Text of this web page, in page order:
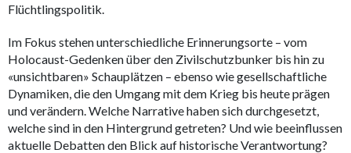
Flüchtlingspolitik.
Im Fokus stehen unterschiedliche Erinnerungsorte – vom
Holocaust-Gedenken über den Zivilschutzbunker bis hin zu
«unsichtbaren» Schauplätzen – ebenso wie gesellschaftliche
Dynamiken, die den Umgang mit dem Krieg bis heute prägen
und verändern. Welche Narrative haben sich durchgesetzt,
welche sind in den Hintergrund getreten? Und wie beeinflussen
aktuelle Debatten den Blick auf historische Verantwortung?